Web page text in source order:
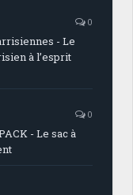
0
- Le
à l’esprit
0
- Le sac à